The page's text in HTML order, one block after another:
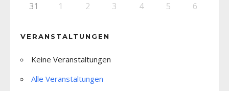
31 1 2 3 4 5 6
VERANSTALTUNGEN
Keine Veranstaltungen
Alle Veranstaltungen